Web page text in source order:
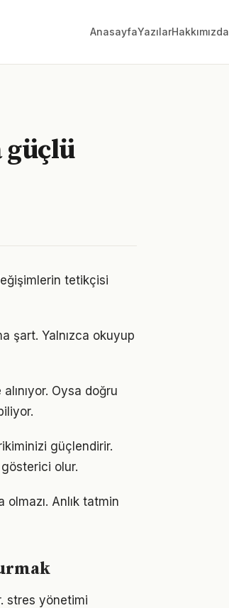
AnasayfaYazılarHakkımızda
güçlü
tetikçisi
şart. Yalnızca okuyup
Oysa doğru
güçlendirir.
olur.
olmazı. Anlık tatmin
stres yönetimi